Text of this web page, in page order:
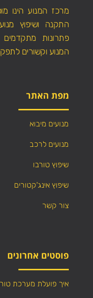
מרכז המנוע הינו
התקנה ושיפוץ
פתרונות
המנוע וקשורים
מפת האתר
מנועים מיבוא
מנועים לרכב
שיפוץ טורבו
שיפוץ אינג'קטורים
צור קשר
פוסטים אחרונים
איך פועלת מערכת